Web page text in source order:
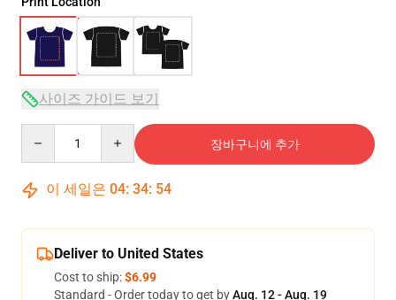
사이즈 가이드 보기
장바구니에 추가
이 세일은 04: 34: 53
Deliver to United States
Cost to ship:$6.99
Standard - Order today to get byAug. 12 - Aug. 19